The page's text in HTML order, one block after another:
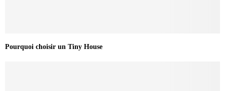
Pourquoi choisir un Tiny House